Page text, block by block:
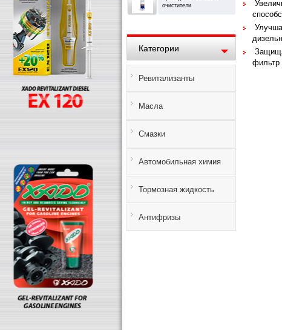
очистители
Категории
Ревитализанты
Масла
Смазки
Автомобильная химия
Тормозная жидкость
Антифризы
фильтр